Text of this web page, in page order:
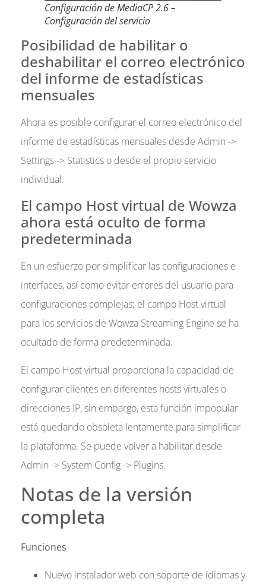
Configuración de MediaCP 2.6 –
Configuración del servicio
Posibilidad de habilitar o
deshabilitar el correo electrónico
del informe de estadísticas
mensuales
Ahora es posible configurar el correo electrónico del
informe de estadísticas mensuales desde Admin ->
Settings -> Statistics o desde el propio servicio
individual.
El campo Host virtual de Wowza
ahora está oculto de forma
predeterminada
En un esfuerzo por simplificar las configuraciones e
interfaces, así como evitar errores del usuario para
configuraciones complejas; el campo Host virtual
para los servicios de Wowza Streaming Engine se ha
ocultado de forma predeterminada.
El campo Host virtual proporciona la capacidad de
configurar clientes en diferentes hosts virtuales o
direcciones IP, sin embargo, esta función impopular
está quedando obsoleta lentamente para simplificar
la plataforma. Se puede volver a habilitar desde
Admin -> System Config -> Plugins.
Notas de la versión
completa
Funciones
Nuevo instalador web con soporte de idiomas y